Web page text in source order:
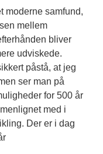
moderne samfund,
mellem
bliver
udviskede.
påstå, at jeg
ser man på
for 500 år
med i
Der er i dag